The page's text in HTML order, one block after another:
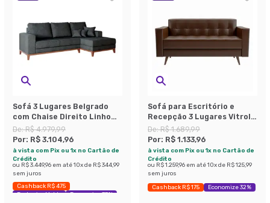
Sofá 3 Lugares Belgrado
com Chaise Direito Linho
Grafite 230 cm
De:R$ 4.979,99
Por: R$ 3.104,96
à vista com Pix ou 1x no Cartão de
Crédito
ou R$ 3.449,96 em até10x de R$ 344,99
sem juros
Cashback R$ 475
Exclusivo Mobly
Economize 37%
Sofá para Escritório e
Recepção 3 Lugares Vitrola
Revestimento Sintético
Café
De:R$ 1.689,99
Por: R$ 1.133,96
à vista com Pix ou 1x no Cartão de
Crédito
ou R$ 1.259,96 em até10x de R$ 125,99
sem juros
Cashback R$ 175 Economize 32%